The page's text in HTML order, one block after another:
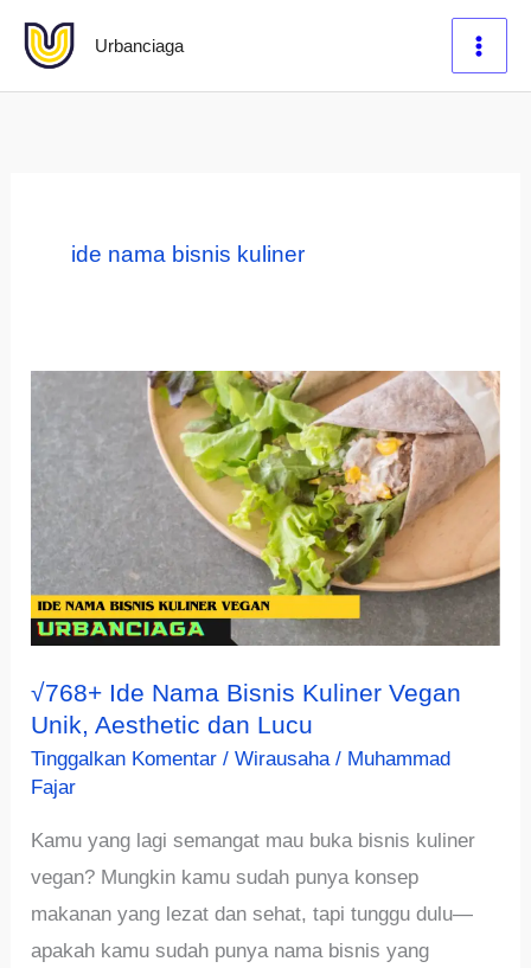
Lewati
konten
Urbanciaga
ide nama bisnis kuliner
√768+ Ide Nama Bisnis Kuliner Vegan
Unik, Aesthetic dan Lucu
Tinggalkan Komentar /Wirausaha/ Muhammad
Fajar
Kamu yang lagi semangat mau buka bisnis kuliner
vegan? Mungkin kamu sudah punya konsep
makanan yang lezat dan sehat, tapi tunggu dulu—
apakah kamu sudah punya nama bisnis yang